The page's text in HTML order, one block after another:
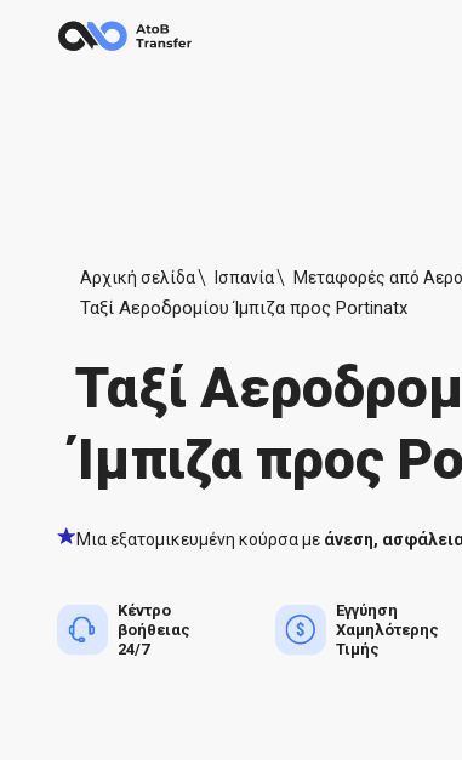
Αρχική σελίδα Ισπανία Μεταφορές από
Ταξί Αεροδρομίου Ίμπιζα προς Portinatx
Ταξί
Ίμπιζα προς
Μια εξατομικευμένη κούρσα με άνεση,
Κέντρο
βοήθειας
24/7
Εγγύηση
Χαμηλότερης
Τιμής